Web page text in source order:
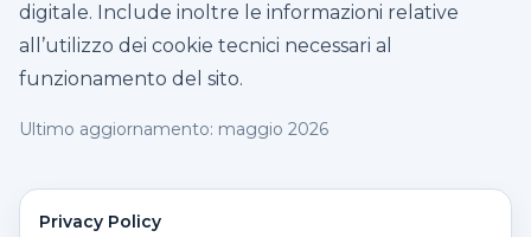
digitale. Include inoltre le informazioni relative
all’utilizzo dei cookie tecnici necessari al
funzionamento del sito.
Ultimo aggiornamento: maggio 2026
Privacy Policy